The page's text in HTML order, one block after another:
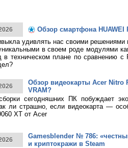
Обзор смартфона HUAWEI
удивлять нас своими
в своем роде модулями
в техническом плане по сравнению
Обзор видеокарты Acer Nitro
VRAM?
сегодняшних ПК побуждает
ли страшно, если видеокарта —
XT от Acer
Gamesblender № 786:
и криптокражи в Steam